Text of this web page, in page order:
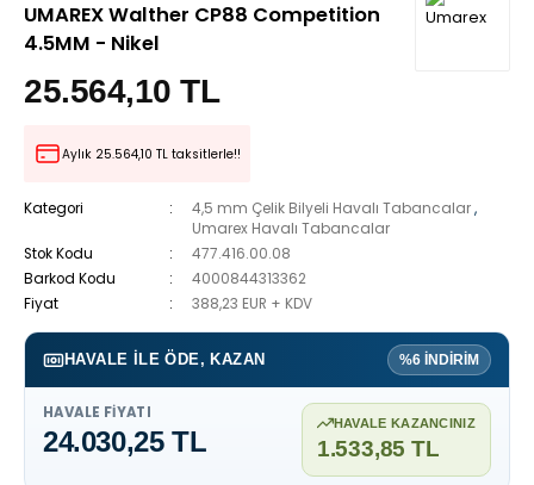
UMAREX Walther CP88 Competition
4.5MM - Nikel
25.564,10 TL
Aylık 25.564,10 TL taksitlerle!!
Kategori 4,5 mm Çelik Bilyeli Havalı Tabancalar ,
Umarex Havalı Tabancalar
Stok Kodu
477.416.00.08
Barkod Kodu
4000844313362
Fiyat
388,23 EUR + KDV
HAVALE ILE ÖDE, KAZAN %6 İNDİRİM
HAVALE FIYATI
24.030,25 TL
HAVALE KAZANCINIZ
1.533,85 TL